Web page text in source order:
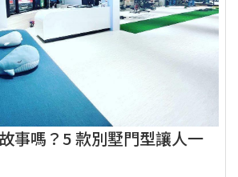
事嗎？5 款別墅門型讓人一